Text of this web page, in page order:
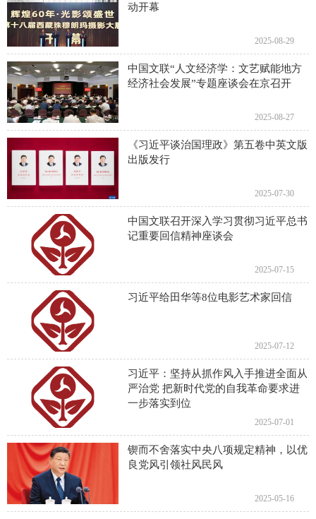
动开幕
2025-08-29
中国文联“人文经济学：文艺赋能地方
经济社会发展”专题座谈会在京召开
2025-08-27
《习近平谈治国理政》第五卷中英文版
出版发行
2025-07-30
中国文联召开深入学习贯彻习近平总书
记重要回信精神座谈会
2025-07-15
习近平给田华等8位电影艺术家回信
2025-07-12
习近平：坚持从抓作风入手推进全面从
严治党 把新时代党的自我革命要求进
一步落实到位
2025-07-01
锲而不舍落实中央八项规定精神，以优
良党风引领社风民风
2025-05-16